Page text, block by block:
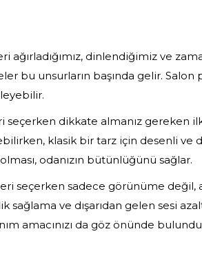
ağırladığımız, dinlendiğimiz ve
bu unsurların başında gelir. Salon
dikkate almanız gereken
klasik bir tarz için desenli ve
odanızın bütünlüğünü sağlar.
seçerken sadece görünüme değil,
ve dışarıdan gelen sesi
amacınızı da göz önünde